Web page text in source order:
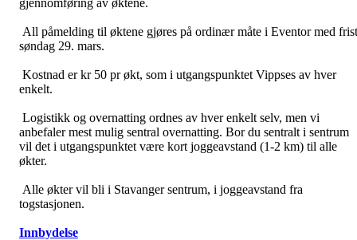
gjennomføring av øktene.
All påmelding til øktene gjøres på ordinær måte i Eventor med frist
søndag 29. mars.
Kostnad er kr 50 pr økt, som i utgangspunktet Vippses av hver
enkelt.
Logistikk og overnatting ordnes av hver enkelt selv, men vi
anbefaler mest mulig sentral overnatting. Bor du sentralt i sentrum
vil det i utgangspunktet være kort joggeavstand (1-2 km) til alle
økter.
Alle økter vil bli i Stavanger sentrum, i joggeavstand fra
togstasjonen.
Innbydelse